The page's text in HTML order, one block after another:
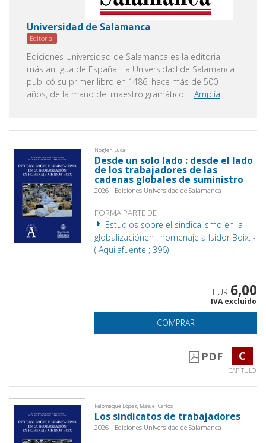
Universidad de Salamanca
Editorial
Ediciones Universidad de Salamanca es la editorial
más antigua de España. La Universidad de Salamanca
publicó su primer libro en 1486, hace más de 500
años, de la mano del maestro gramático
Amplía
Nogler, Luca
Desde un solo lado : desde el lado
de los trabajadores de las
cadenas globales de suministro
2026 - Ediciones Universidad de Salamanca
FORMA PARTE DE
Estudios sobre el sindicalismo en la
globalizaciónen : homenaje a Isidor Boix. -
( Aquilafuente ; 396)
EUR 6,00
IVA excluido
COMPRAR
PDF C
CAPÍTULO
Palomeque López, Manuel Carlos
Los sindicatos de trabajadores
2026 - Ediciones Universidad de Salamanca